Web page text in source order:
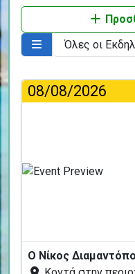
08/08/2026
Ο Νίκος